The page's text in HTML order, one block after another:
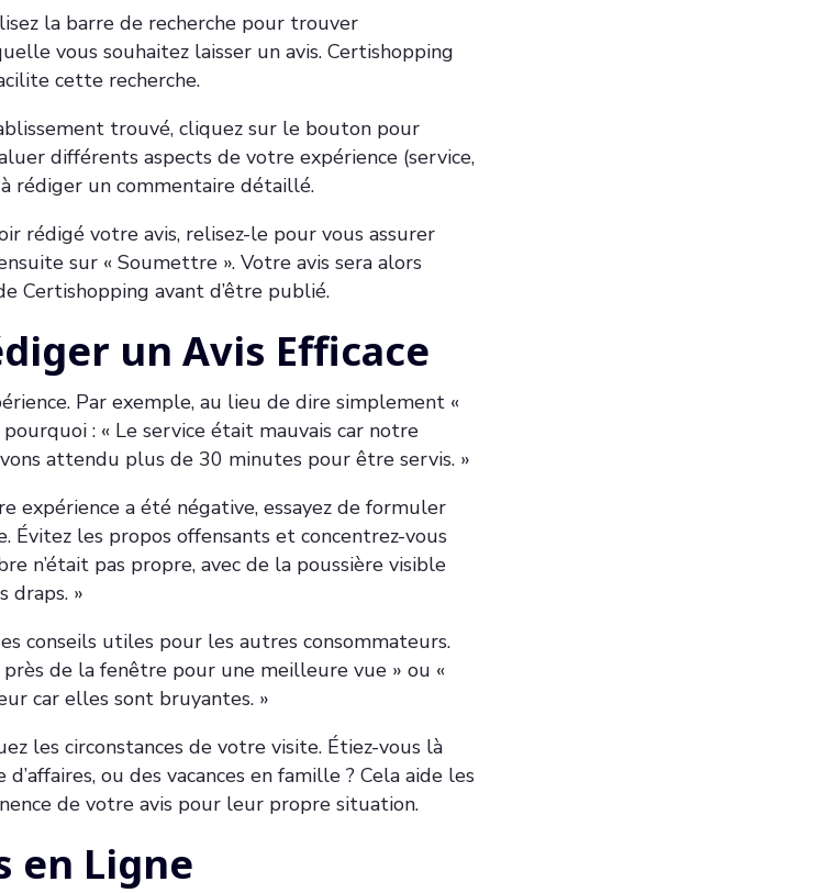
la barre de recherche pour trouver
vous souhaitez laisser un avis. Certishopping
cette recherche.
trouvé, cliquez sur le bouton pour
différents aspects de votre expérience (service,
rédiger un commentaire détaillé.
rédigé votre avis, relisez-le pour vous assurer
sur « Soumettre ». Votre avis sera alors
Certishopping avant d’être publié.
un Avis Efficace
Par exemple, au lieu de dire simplement «
: « Le service était mauvais car notre
attendu plus de 30 minutes pour être servis. »
expérience a été négative, essayez de formuler
Évitez les propos offensants et concentrez-vous
n’était pas propre, avec de la poussière visible
draps. »
conseils utiles pour les autres consommateurs.
de la fenêtre pour une meilleure vue » ou «
car elles sont bruyantes. »
les circonstances de votre visite. Étiez-vous là
ou des vacances en famille ? Cela aide les
de votre avis pour leur propre situation.
en Ligne